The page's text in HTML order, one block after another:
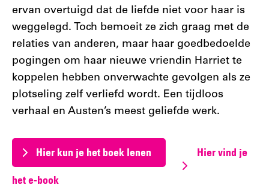
ervan overtuigd dat de liefde niet voor haar is
weggelegd. Toch bemoeit ze zich graag met de
relaties van anderen, maar haar goedbedoelde
pogingen om haar nieuwe vriendin Harriet te
koppelen hebben onverwachte gevolgen als ze
plotseling zelf verliefd wordt. Een tijdloos
verhaal en Austen’s meest geliefde werk.
Hier kun je het boek lenen
Hier vind je
het e-book